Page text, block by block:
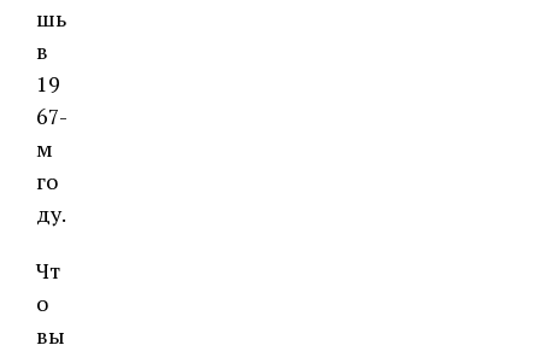
шь
в
19
67-
м
го
ду.
Чт
о
вы